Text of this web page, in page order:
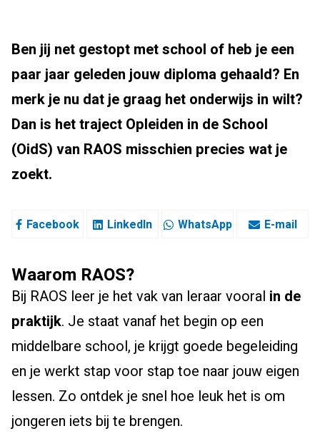
Ben jij net gestopt met school of heb je een
paar jaar geleden jouw diploma gehaald? En
merk je nu dat je graag het onderwijs in wilt?
Dan is het traject Opleiden in de School
(OidS) van RAOS misschien precies wat je
zoekt.
Facebook LinkedIn WhatsApp E-mail
Waarom RAOS?
Bij RAOS leer je het vak van leraar vooral in de
praktijk. Je staat vanaf het begin op een
middelbare school, je krijgt goede begeleiding
en je werkt stap voor stap toe naar jouw eigen
lessen. Zo ontdek je snel hoe leuk het is om
jongeren iets bij te brengen.